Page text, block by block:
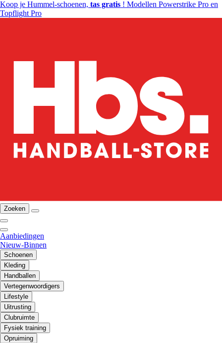
Koop je Hummel-schoenen, tas gratis ! Modellen Powerstrike Pro en
Topflight Pro
Zoeken
Aanbiedingen
Nieuw-Binnen
Schoenen
Kleding
Handballen
Vertegenwoordigers
Lifestyle
Uitrusting
Clubruimte
Fysiek training
Opruiming